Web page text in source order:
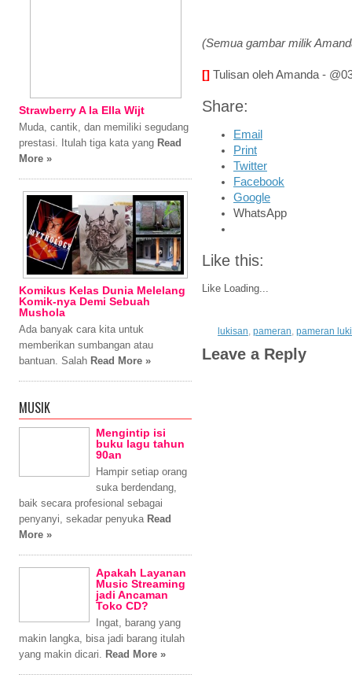
(Semua gambar milik
[] Tulisan oleh Amanda -
Share:
Email
Print
Twitter
Facebook
Google
WhatsApp
Like this:
Like Loading...
lukisan, pameran, pameran
Leave a Reply
Strawberry A la Ella Wijt
Muda, cantik, dan memiliki segudang
prestasi. Itulah tiga kata yang Read
More »
Komikus Kelas Dunia Melelang
Komik-nya Demi Sebuah
Mushola
Ada banyak cara kita untuk
memberikan sumbangan atau
bantuan. Salah Read More »
MUSIK
Mengintip isi
buku lagu tahun
90an
Hampir setiap orang
suka berdendang,
baik secara profesional sebagai
penyanyi, sekadar penyuka Read
More »
Apakah Layanan
Music Streaming
jadi Ancaman
Toko CD?
Ingat, barang yang
makin langka, bisa jadi barang itulah
yang makin dicari.
Read More »